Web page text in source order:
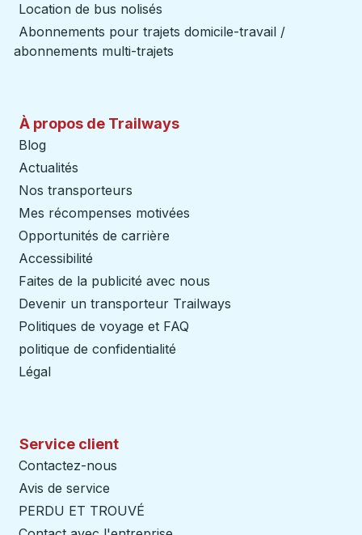
Location de bus nolisés
Abonnements pour trajets domicile-travail /
abonnements multi-trajets
À propos de Trailways
Blog
Actualités
Nos transporteurs
Mes récompenses motivées
Opportunités de carrière
Accessibilité
Faites de la publicité avec nous
Devenir un transporteur Trailways
Politiques de voyage et FAQ
politique de confidentialité
Légal
Service client
Contactez-nous
Avis de service
PERDU ET TROUVÉ